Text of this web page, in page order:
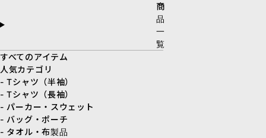
商
品
一
覧
すべてのアイテム
人気カテゴリ
- Tシャツ（半袖）
- Tシャツ（長袖）
- パーカー・スウェット
- バッグ・ポーチ
- タオル・布製品